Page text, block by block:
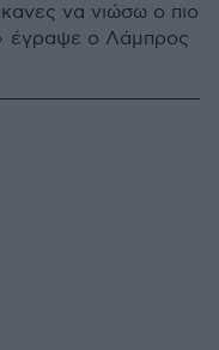
να νιώσω ο πιο
έγραψε ο Λάμπρος